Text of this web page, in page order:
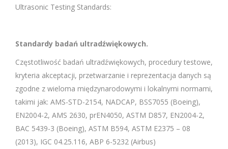
Ultrasonic Testing Standards:
Standardy badań ultradźwiękowych.
Częstotliwość badań ultradźwiękowych, procedury testowe,
kryteria akceptacji, przetwarzanie i reprezentacja danych są
zgodne z wieloma międzynarodowymi i lokalnymi normami,
takimi jak: AMS-STD-2154, NADCAP, BSS7055 (Boeing),
EN2004-2, AMS 2630, prEN4050, ASTM D857, EN2004-2,
BAC 5439-3 (Boeing), ASTM B594, ASTM E2375 – 08
(2013), IGC 04.25.116, ABP 6-5232 (Airbus)